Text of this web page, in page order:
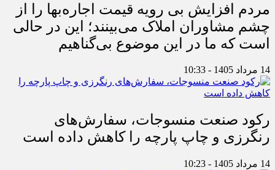
مردم افزایش بی رویه قیمت اجاره‌بها را از
چشم مشاوران املاک می‌بینند؛ این در حالی
است که ما در این موضوع بی‌گناهیم
14 مرداد 1405 - 10:33
رکود صنعت منسوجات، سفارش‌های
رنگرزی و چاپ پارچه را کاهش داده است
14 مرداد 1405 - 10:23